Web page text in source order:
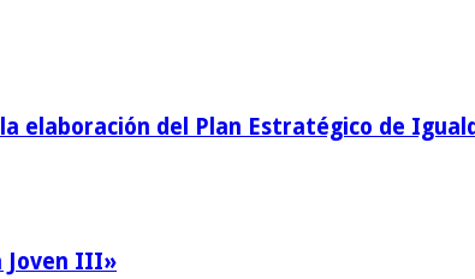
elaboración del Plan Estratégico de
Joven III»